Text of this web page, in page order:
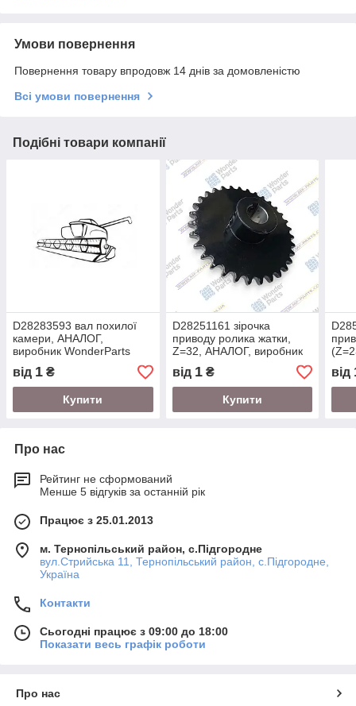
Умови повернення
Повернення товару впродовж 14 днів за домовленістю
Всі умови повернення
Подібні товари компанії
D28283593 вал похилої
камери, АНАЛОГ,
виробник WonderParts
(EU), комбайн Massey
Ferguson
від 1 ₴
Купити
D28251161 зірочка
приводу ролика жатки,
Z=32, АНАЛОГ, виробник
WonderParts (EU),
комбайн Massey Ferguson
від 1₴
Купити
від
Про нас
Рейтинг не сформований
Менше 5 відгуків за останній рік
Працює з 25.01.2013
м. Тернопільський район, с.Підгородне
вул.Стрийська 11, Тернопільський район, с.Підгородне,
Україна
Контакти
Сьогодні працює з 09:00 до 18:00
Показати весь графік роботи
Про нас